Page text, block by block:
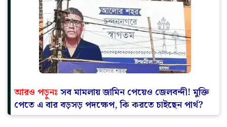
আরও পড়ুনঃ সব মামলায় জামিন পেয়েও জেলবন্দী! মুক্তি
পেতে এ বার বড়সড় পদক্ষেপ, কি করতে চাইছেন পার্থ?